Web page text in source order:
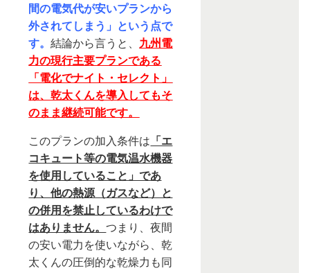
間の電気代が安いプランから
外されてしまう」という点で
す。結論から言うと、 九州電
力の現行主要プランである
「電化でナイト・セレクト」
は、乾太くんを導入してもそ
のまま継続可能です。
このプランの加入条件は 「エ
コキュート等の電気温水機器
を使用していること」であ
り、他の熱源（ガスなど）と
の併用を禁止しているわけで
はありません。つまり、夜間
の安い電力を使いながら、乾
太くんの圧倒的な乾燥力も同